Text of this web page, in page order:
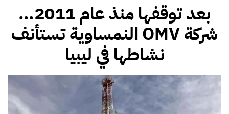
بعد توقفها منذ عام 2011…
شركة OMV النمساوية تستأنف
نشاطها في ليبيا